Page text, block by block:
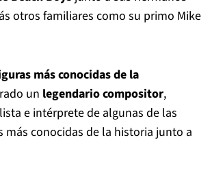
otros familiares como su primo Mike
más conocidas de la
un legendario compositor,
e intérprete de algunas de las
más conocidas de la historia junto a